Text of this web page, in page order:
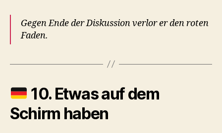
Gegen Ende der Diskussion verlor er den roten
Faden.
10. Etwas auf dem
Schirm haben